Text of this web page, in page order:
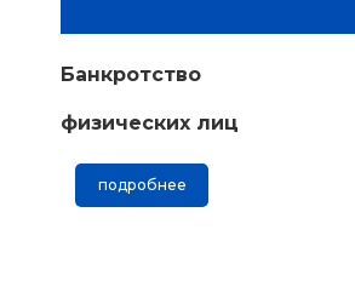
Банкротство
физических лиц
подробнее